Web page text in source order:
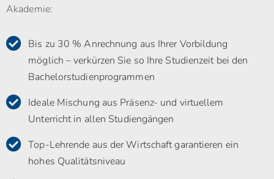
Akademie:
Bis zu 30 % Anrechnung aus Ihrer Vorbildung
möglich – verkürzen Sie so Ihre Studienzeit bei den
Bachelorstudienprogrammen
Ideale Mischung aus Präsenz- und virtuellem
Unterricht in allen Studiengängen
Top-Lehrende aus der Wirtschaft garantieren ein
hohes Qualitätsniveau